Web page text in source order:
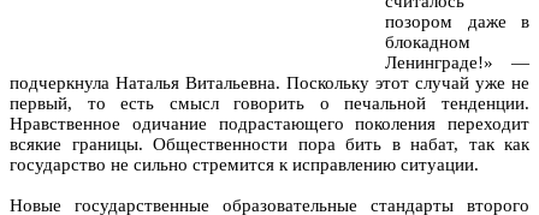
позором даже в
блокадном
Ленинграде!» —
подчеркнула Наталья Витальевна. Поскольку этот случай уже не
первый, то есть смысл говорить о печальной тенденции.
Нравственное одичание подрастающего поколения переходит
всякие границы. Общественности пора бить в набат, так как
государство не сильно стремится к исправлению ситуации.
Новые государственные образовательные стандарты второго